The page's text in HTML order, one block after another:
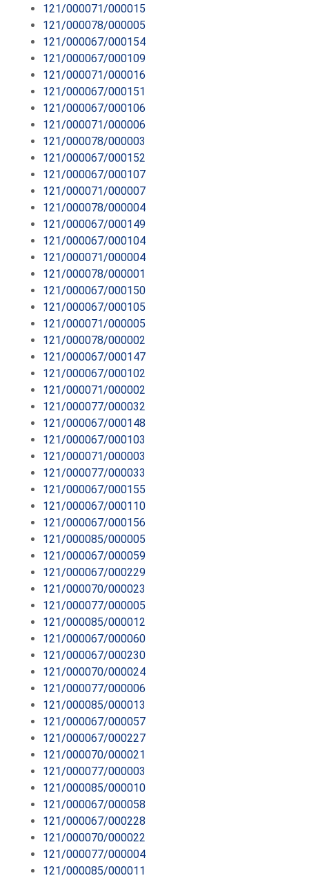
121/000071/000015
121/000078/000005
121/000067/000154
121/000067/000109
121/000071/000016
121/000067/000151
121/000067/000106
121/000071/000006
121/000078/000003
121/000067/000152
121/000067/000107
121/000071/000007
121/000078/000004
121/000067/000149
121/000067/000104
121/000071/000004
121/000078/000001
121/000067/000150
121/000067/000105
121/000071/000005
121/000078/000002
121/000067/000147
121/000067/000102
121/000071/000002
121/000077/000032
121/000067/000148
121/000067/000103
121/000071/000003
121/000077/000033
121/000067/000155
121/000067/000110
121/000067/000156
121/000085/000005
121/000067/000059
121/000067/000229
121/000070/000023
121/000077/000005
121/000085/000012
121/000067/000060
121/000067/000230
121/000070/000024
121/000077/000006
121/000085/000013
121/000067/000057
121/000067/000227
121/000070/000021
121/000077/000003
121/000085/000010
121/000067/000058
121/000067/000228
121/000070/000022
121/000077/000004
121/000085/000011